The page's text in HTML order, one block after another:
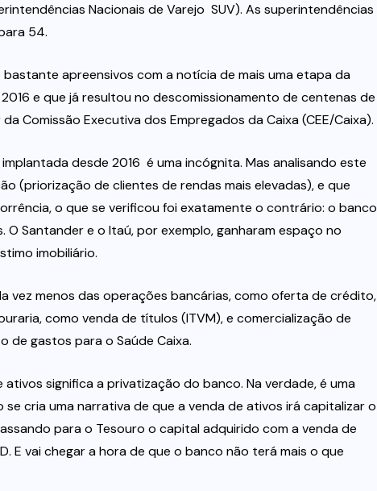
Nacionais de Varejo  SUV). As superintendências
54.
apreensivos com a notícia de mais uma etapa da
e que já resultou no descomissionamento de centenas de
Comissão Executiva dos Empregados da Caixa (CEE/Caixa).
desde 2016  é uma incógnita. Mas analisando este
(priorização de clientes de rendas mais elevadas), e que
o que se verificou foi exatamente o contrário: o banco
Santander e o Itaú, por exemplo, ganharam espaço no
imobiliário.
vez menos das operações bancárias, como oferta de crédito,
como venda de títulos (ITVM), e comercialização de
de gastos para o Saúde Caixa.
significa a privatização do banco. Na verdade, é uma
cria uma narrativa de que a venda de ativos irá capitalizar o
para o Tesouro o capital adquirido com a venda de
E vai chegar a hora de que o banco não terá mais o que